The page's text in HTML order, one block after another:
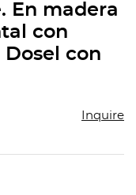
En madera
con
con
Inquire